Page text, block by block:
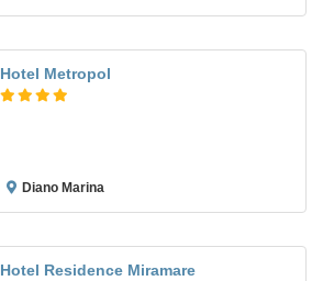
Hotel Metropol
Diano Marina
Hotel Residence Miramare